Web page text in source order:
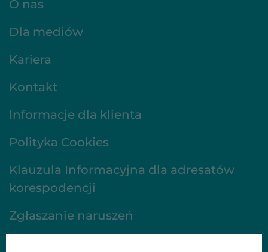
O nas
Dla mediów
Kariera
Kontakt
Informacje dla klienta
Polityka Cookies
Klauzula Informacyjna dla adresatów
korespodencji
Zgłaszanie naruszeń